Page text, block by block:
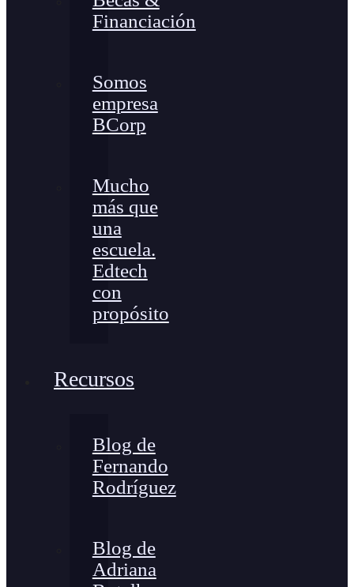
Financiación
Somos
empresa
BCorp
Mucho
más que
una
escuela.
Edtech
con
propósito
Recursos
Blog de
Fernando
Rodríguez
Blog de
Adriana